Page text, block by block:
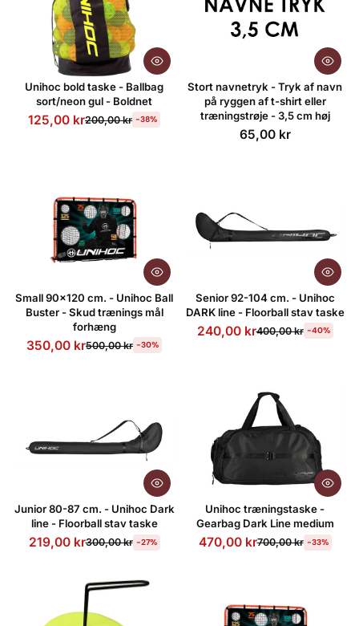
Unihoc bold taske - Ballbag
sort/neon gul - Boldnet
125,00 kr200,00 kr -38%
Stort navnetryk - Tryk af navn
på ryggen af t-shirt eller
træningstrøje - 3,5 cm høj
65,00 kr
Small 90x120 cm. - Unihoc Ball
Buster - Skud trænings mål
forhæng
350,00 kr500,00 kr -30%
Senior 92-104 cm. - Unihoc
DARK line - Floorball stav taske
240,00 kr400,00 kr -40%
Junior 80-87 cm. - Unihoc Dark
line - Floorball stav taske
219,00 kr300,00 kr -27%
Unihoc træningstaske -
Gearbag Dark Line medium
470,00 kr700,00 kr -33%